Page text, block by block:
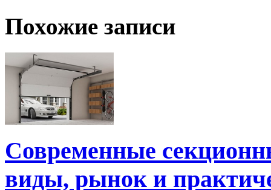
Похожие записи
Современные
виды, рынок и